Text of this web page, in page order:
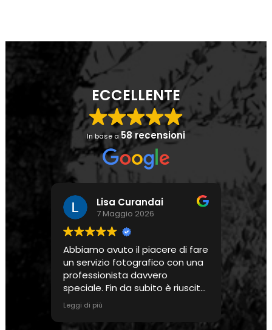
ECCELLENTE
In base a 58 recensioni
Lisa Curandai
7 Maggio 2026
Abbiamo avuto il piacere di fare
un servizio fotografico con una
professionista davvero
speciale. Fin da subito è riuscita
a metterci a nostro agio,
accompagnandoci con grande
sensibilità in un contesto per
Leggi di più
fatto
Leggi